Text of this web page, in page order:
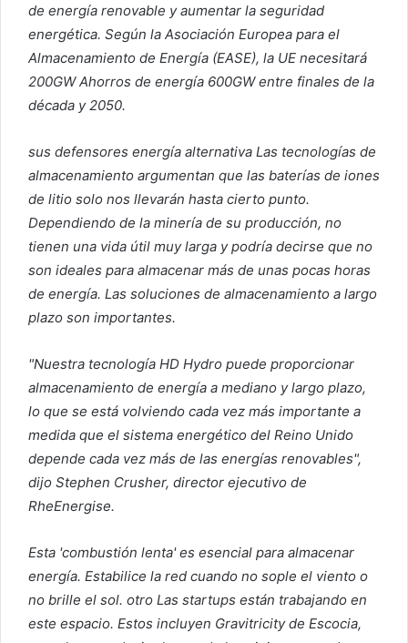
de energía renovable y aumentar la seguridad
energética. Según la Asociación Europea para el
Almacenamiento de Energía (EASE), la UE necesitará
200GWAhorros de energía 600GW entre finales de la
década y 2050.
sus defensores energía alternativa Las tecnologías de
almacenamiento argumentan que las baterías de iones
de litio solo nos llevarán hasta cierto punto.
Dependiendo de la minería de su producción, no
tienen una vida útil muy larga y podría decirse que no
son ideales para almacenar más de unas pocas horas
de energía. Las soluciones de almacenamiento a largo
plazo son importantes.
"Nuestra tecnología HD Hydro puede proporcionar
almacenamiento de energía a mediano y largo plazo,
lo que se está volviendo cada vez más importante a
medida que el sistema energético del Reino Unido
depende cada vez más de las energías renovables",
dijo Stephen Crusher, director ejecutivo de
RheEnergise.
Esta 'combustión lenta' es esencial para almacenar
energía. Estabilice la red cuando no sople el viento o
no brille el sol. otro Las startups están trabajando en
este espacio. Estos incluyen Gravitricity de Escocia,